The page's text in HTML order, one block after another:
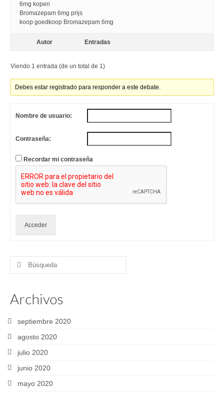
6mg kopen
Bromazepam 6mg prijs
koop goedkoop Bromazepam 6mg
Autor Entradas
Viendo 1 entrada (de un total de 1)
Debes estar registrado para responder a este debate.
Nombre de usuario:
Contraseña:
Recordar mi contraseña
Acceder
Buscar
Archivos
septiembre 2020
agosto 2020
julio 2020
junio 2020
mayo 2020